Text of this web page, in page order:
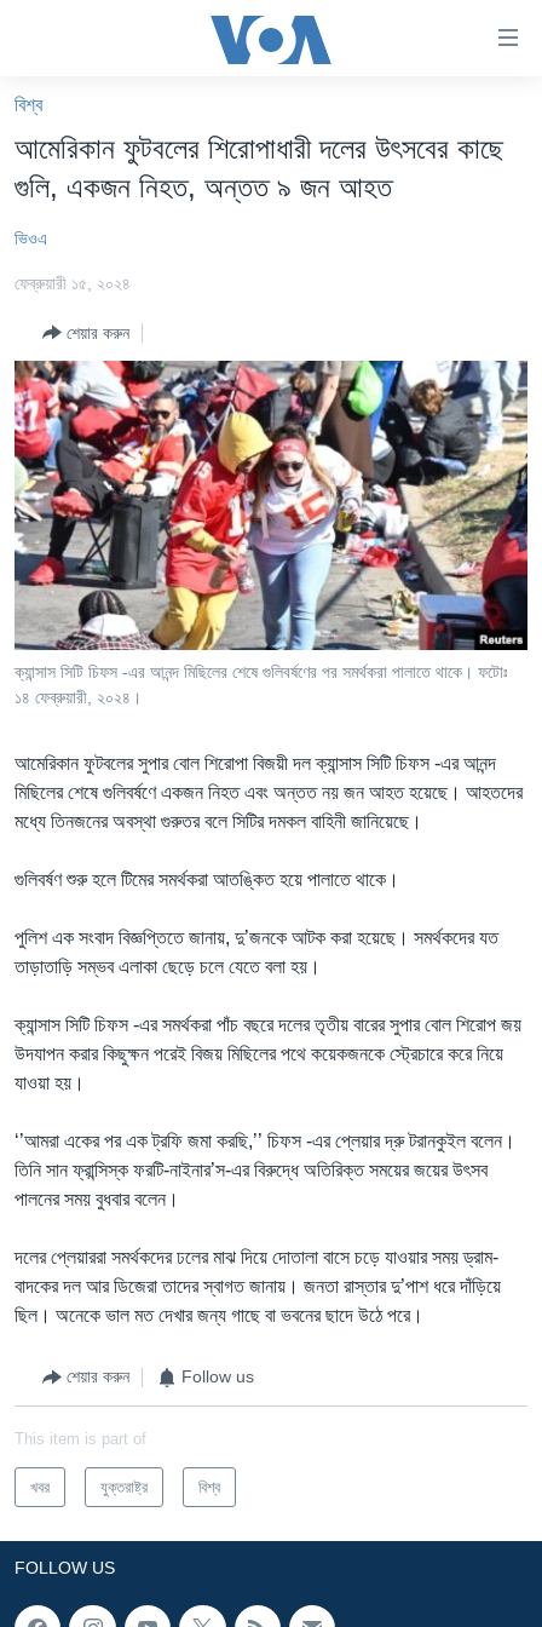
কনটেন্টে
যান।
প্রধান
ন্যাভিগেশনে
যান
যান
বাংলাদেশ
ভারত
দক্ষিণ-এশিয়া
সম্পাদকীয়
টেলিভিশন
ভিডিও
Learning English
FOLLOW US
অন্য ভাষায় ওয়েব সাইট
বিশ্ব
আমেরিকান ফুটবলের শিরোপাধারী দলের উৎসবের কাছে
গুলি, একজন নিহত, অন্তত ৯ জন আহত
ভিওএ
ফেব্রুয়ারী ১৫, ২০২৪
শেয়ার করুন
ক্যান্সাস সিটি চিফস -এর আনন্দ মিছিলের শেষে গুলিবর্ষণের পর সমর্থকরা পালাতে থাকে। ফটোঃ
১৪ ফেব্রুয়ারী, ২০২৪।
আমেরিকান ফুটবলের সুপার বোল শিরোপা বিজয়ী দল ক্যান্সাস সিটি চিফস -এর আনন্দ
মিছিলের শেষে গুলিবর্ষণে একজন নিহত এবং অন্তত নয় জন আহত হয়েছে। আহতদের
মধ্যে তিনজনের অবস্থা গুরুতর বলে সিটির দমকল বাহিনী জানিয়েছে।
গুলিবর্ষণ শুরু হলে টিমের সমর্থকরা আতঙ্কিত হয়ে পালাতে থাকে।
পুলিশ এক সংবাদ বিজ্ঞপ্তিতে জানায়, দু’জনকে আটক করা হয়েছে। সমর্থকদের যত
তাড়াতাড়ি সম্ভব এলাকা ছেড়ে চলে যেতে বলা হয়।
ক্যান্সাস সিটি চিফস -এর সমর্থকরা পাঁচ বছরে দলের তৃতীয় বারের সুপার বোল শিরোপ জয়
উদযাপন করার কিছুক্ষন পরেই বিজয় মিছিলের পথে কয়েকজনকে স্ট্রেচারে করে নিয়ে
যাওয়া হয়।
‘’আমরা একের পর এক ট্রফি জমা করছি,’’ চিফস -এর প্লেয়ার দ্রু টরানকুইল বলেন।
তিনি সান ফ্রান্সিস্ক ফরটি-নাইনার’স-এর বিরুদ্ধে অতিরিক্ত সময়ের জয়ের উৎসব
পালনের সময় বুধবার বলেন।
দলের প্লেয়াররা সমর্থকদের ঢলের মাঝ দিয়ে দোতালা বাসে চড়ে যাওয়ার সময় ড্রাম-
বাদকের দল আর ডিজেরা তাদের স্বাগত জানায়। জনতা রাস্তার দু’পাশ ধরে দাঁড়িয়ে
ছিল। অনেকে ভাল মত দেখার জন্য গাছে বা ভবনের ছাদে উঠে পরে।
শেয়ার করুন Follow us
This item is part of
খবর যুক্তরাষ্ট্র বিশ্ব
FOLLOW US